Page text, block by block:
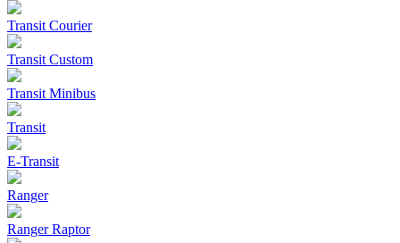
Transit Courier
Transit Custom
Transit Minibus
Transit
E-Transit
Ranger
Ranger Raptor